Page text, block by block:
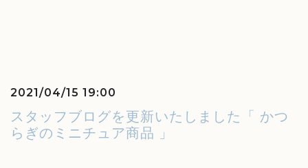
2021/04/15 19:00
スタッフブログを更新いたしました「 かつ
らぎのミニチュア商品 」